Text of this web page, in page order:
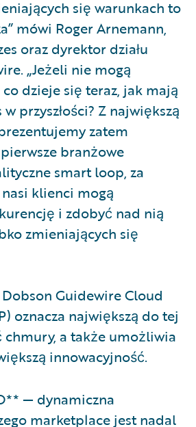
się warunkach to
mówi Roger Arnemann,
oraz dyrektor działu
„Jeżeli nie mogą
dzieje się teraz, jak mają
przyszłości? Z największą
zatem
branżowe
smart loop, za
klienci mogą
i zdobyć nad nią
zmieniających się
Guidewire Cloud
oznacza największą do tej
a także umożliwia
innowacyjność.
— dynamiczna
marketplace jest nadal